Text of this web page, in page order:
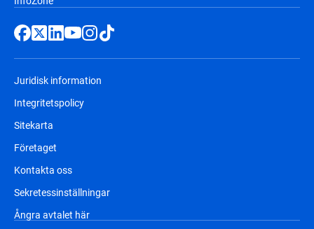
Juridisk information
Integritetspolicy
Sitekarta
Företaget
Kontakta oss
Sekretessinställningar
Ångra avtalet här